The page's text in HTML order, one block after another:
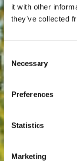
it with other
they’ve collected
Consent
Selection
Necessary
Preferences
Statistics
Marketing